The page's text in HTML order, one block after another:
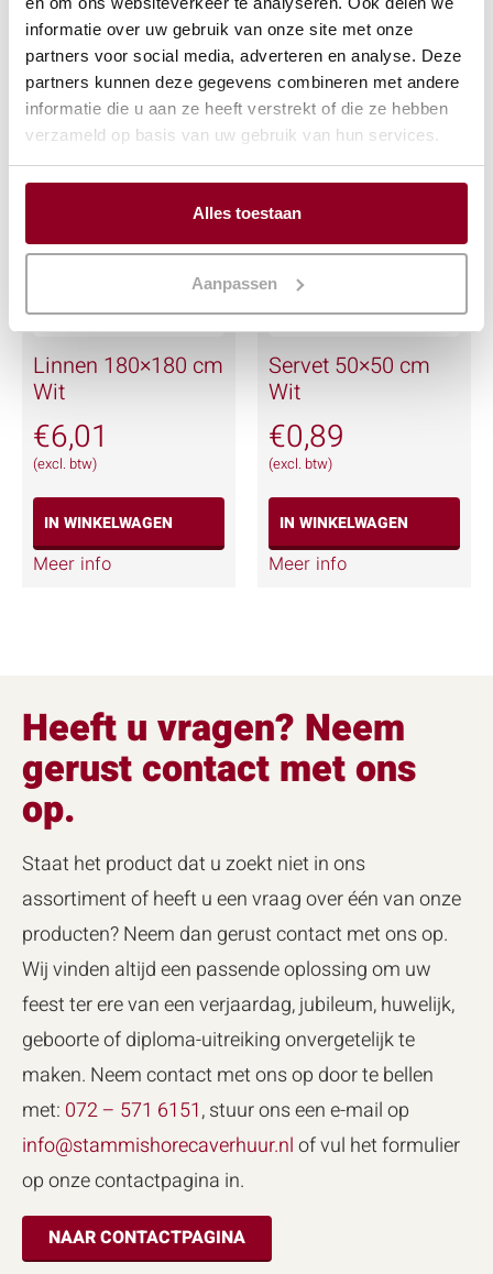
informatie over uw gebruik van onze site met onze
partners voor social media, adverteren en analyse. Deze
partners kunnen deze gegevens combineren met andere
informatie die u aan ze heeft verstrekt of die ze hebben
verzameld op basis van uw gebruik van hun services.
Alles toestaan
Aanpassen
IN WINKELWAGEN
Meer info
(excl. btw)
IN WINKELWAGEN
Meer info
Linnen 180×180 cm
Wit
€6,01
(excl. btw)
IN WINKELWAGEN
Meer info
Servet 50×50 cm
Wit
€0,89
(excl. btw)
IN WINKELWAGEN
Meer info
Heeft u vragen? Neem
gerust contact met ons
op.
Staat het product dat u zoekt niet in ons
assortiment of heeft u een vraag over één van onze
producten? Neem dan gerust contact met ons op.
Wij vinden altijd een passende oplossing om uw
feest ter ere van een verjaardag, jubileum, huwelijk,
geboorte of diploma-uitreiking onvergetelijk te
maken. Neem contact met ons op door te bellen
met: 072 – 571 6151, stuur ons een e-mail op
info@stammishorecaverhuur.nlof vul het formulier
op onze contactpagina in.
NAAR CONTACTPAGINA